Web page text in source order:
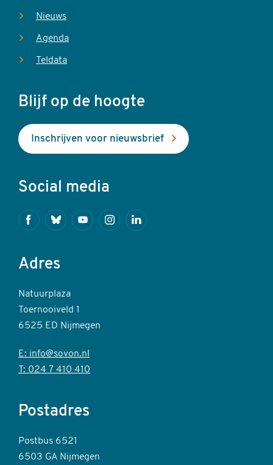
Nieuws
Agenda
Teldata
Blijf op de hoogte
Inschrijven voor nieuwsbrief
Social media
FacebookBlueskyYoutubeInstagramLinkedin
Adres
Natuurplaza
Toernooiveld 1
6525 ED Nijmegen
E: info@sovon.nl
T: 024 7 410 410
Postadres
Postbus 6521
6503 GA Nijmegen